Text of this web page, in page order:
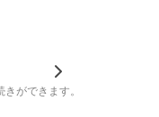
ができます。